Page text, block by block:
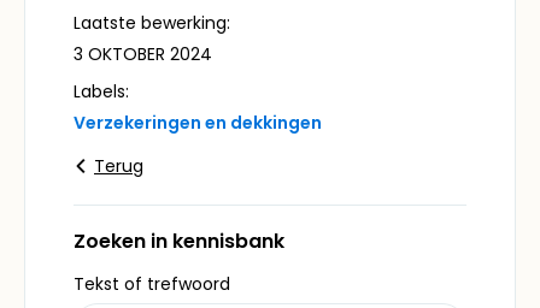
Laatste bewerking:
3 OKTOBER 2024
Labels:
Verzekeringen en dekkingen
Terug
Zoeken in kennisbank
Tekst of trefwoord